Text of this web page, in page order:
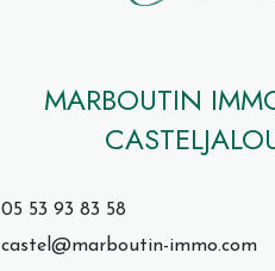
MARBOUTIN
05 53 93 83 58
castel@marboutin-immo.com